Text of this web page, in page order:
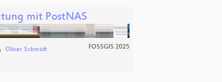
mit PostNAS
Oliver Schmidt FOSSGIS 2025